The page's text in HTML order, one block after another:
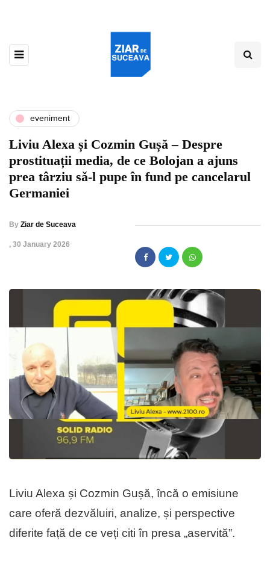
eveniment
Liviu Alexa și Cozmin Gușă – Despre
prostituații media, de ce Bolojan a ajuns
prea târziu sǎ-l pupe în fund pe cancelarul
Germaniei
By Ziar de Suceava
, 30 January 2026
Liviu Alexa și Cozmin Gușă, încă o emisiune
care oferă dezvăluiri, analize, și perspective
diferite față de ce veți citi în presa „aservită”.